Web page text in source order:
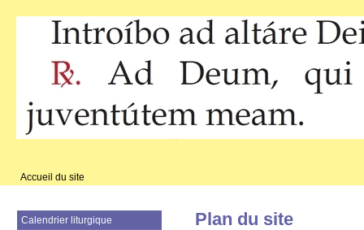
Accueil du site
Plan du site
Calendrier liturgique